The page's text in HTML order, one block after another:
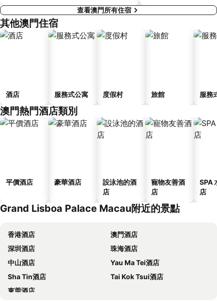
查看澳門所有住宿
其他澳門住宿
酒店 服務式公寓 度假村 旅館 服務
澳門熱門酒店類別
平價酒店 豪華酒店
設泳池的酒
店
寵物友善酒
店
SPA
店
Grand Lisboa Palace Macau附近的景點
香港酒店
澳門酒店
深圳酒店
珠海酒店
中山酒店
Yau Ma Tei酒店
Sha Tin酒店
Tai Kok Tsui酒店
東莞酒店